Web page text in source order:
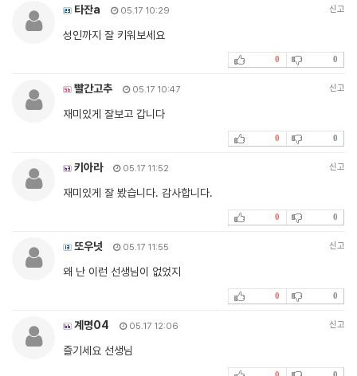
타잔a 05.17 10:29 신고
성인까지 잘 키워보세요
0 0
빨간고추 05.17 10:47 신고
재미있게 잘보고 갑니다
0 0
키아라 05.17 11:52 신고
재미있게 잘 봤습니다. 감사합니다.
0 0
또우넛 05.17 11:55 신고
왜 난 이런 선생님이 없었지
0 0
계명04 05.17 12:06 신고
즐기세요 선생님